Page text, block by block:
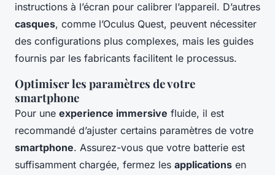
instructions à l’écran pour calibrer l’appareil. D’autres
casques, comme l’Oculus Quest, peuvent nécessiter
des configurations plus complexes, mais les guides
fournis par les fabricants facilitent le processus.
Optimiser les paramètres de votre
smartphone
Pour une experience immersive fluide, il est
recommandé d’ajuster certains paramètres de votre
smartphone. Assurez-vous que votre batterie est
suffisamment chargée, fermez les applications en